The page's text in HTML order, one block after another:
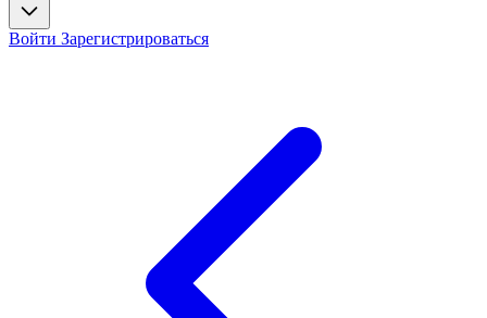
Войти Зарегистрироваться